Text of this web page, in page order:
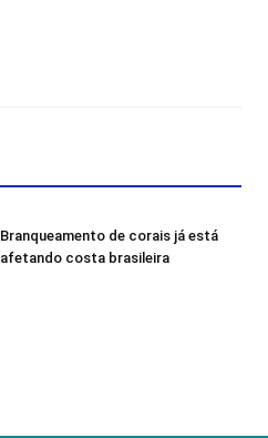
Branqueamento de corais já está
afetando costa brasileira